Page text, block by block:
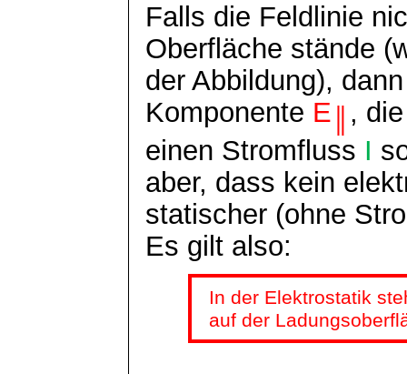
Falls die Feldlinie
Oberfläche stände
der Abbildung),
Komponente E
,
einen Stromfluss I
aber, dass kein
statischer (ohne
Es gilt also:
In der Elektrostatik
auf der